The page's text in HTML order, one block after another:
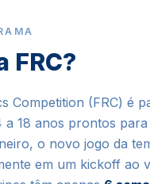
FRC?
Competition (FRC) é
a 18 anos prontos
o novo jogo da
em um kickoff ao